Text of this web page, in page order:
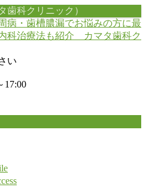
歯科クリニック）
い
17:00